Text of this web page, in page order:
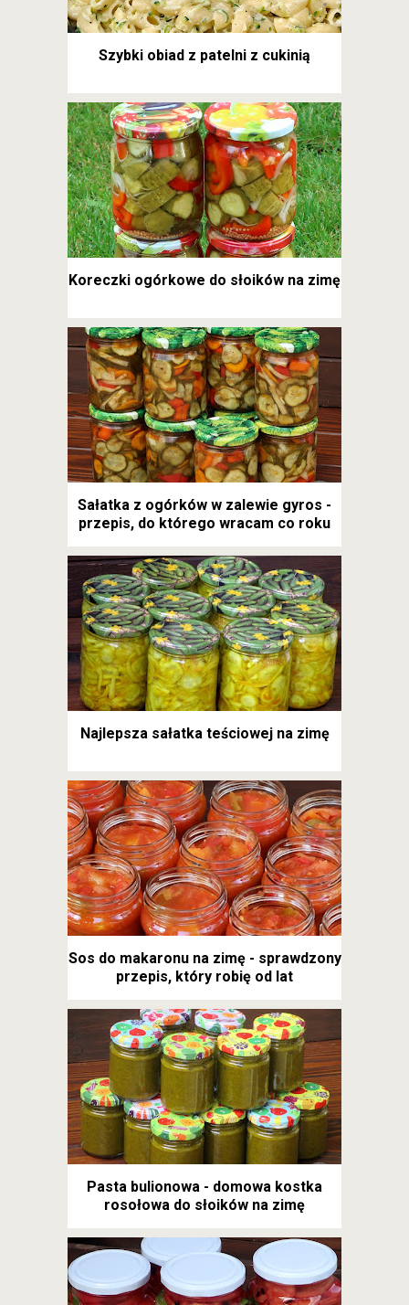
Szybki obiad z patelni z cukinią
Koreczki ogórkowe do słoików na zimę
Sałatka z ogórków w zalewie gyros -
przepis, do którego wracam co roku
Najlepsza sałatka teściowej na zimę
Sos do makaronu na zimę - sprawdzony
przepis, który robię od lat
Pasta bulionowa - domowa kostka
rosołowa do słoików na zimę